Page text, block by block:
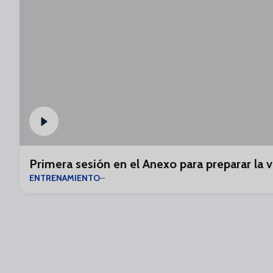
Primera sesión en el Anexo para preparar la
ENTRENAMIENTO